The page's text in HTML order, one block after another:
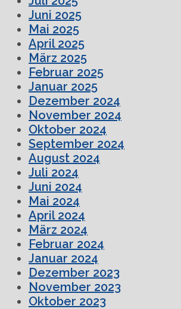
Juni 2025
Mai 2025
April 2025
März 2025
Februar 2025
Januar 2025
Dezember 2024
November 2024
Oktober 2024
September 2024
August 2024
Juli 2024
Juni 2024
Mai 2024
April 2024
März 2024
Februar 2024
Januar 2024
Dezember 2023
November 2023
Oktober 2023